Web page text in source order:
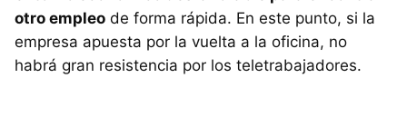
otro empleo de forma rápida. En este punto, si la
empresa apuesta por la vuelta a la oficina, no
habrá gran resistencia por los teletrabajadores.